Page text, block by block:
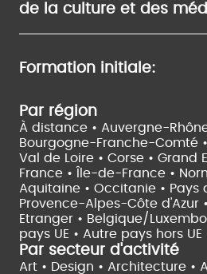
de la culture et des
Formation initiale:
Par région
À distance • Auvergne-
Bourgogne-Franche-Comté •
Val de Loire • Corse • Grand
France •
Île-de-France •
Aquitaine • Occitanie • Pays
Provence-Alpes-Côte d'Azur •
Etranger • Belgique/
pays UE • Autre pays hors UE
Par secteur d'activité
Art • Design • Architecture •